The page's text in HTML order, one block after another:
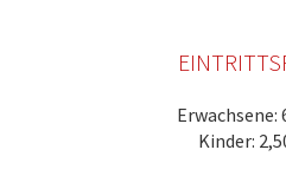
Erwachsene:
Kinder: